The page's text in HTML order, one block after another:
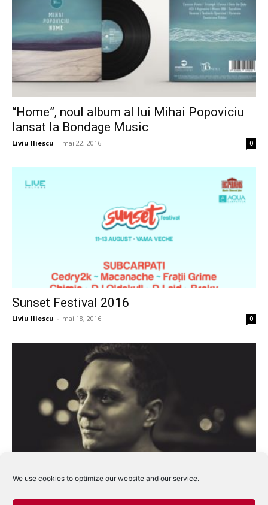
We use cookies to optimize our website and our service.
“Home”, noul album al lui Mihai Popoviciu
lansat la Bondage Music
Liviu Iliescu - mai 22, 2016 0
Sunset Festival 2016
Liviu Iliescu - mai 18, 2016 0
Mano lanseaza numeroase productii de